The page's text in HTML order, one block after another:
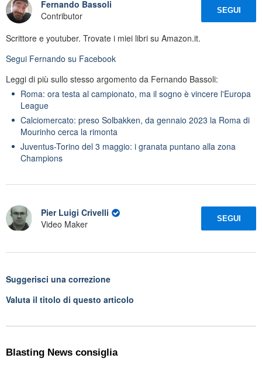
Fernando Bassoli
Contributor
SEGUI
Scrittore e youtuber. Trovate i miei libri su Amazon.it.
Segui Fernando su Facebook
Leggi di più sullo stesso argomento da Fernando Bassoli:
Roma: ora testa al campionato, ma il sogno è vincere l'Europa
League
Calciomercato: preso Solbakken, da gennaio 2023 la Roma di
Mourinho cerca la rimonta
Juventus-Torino del 3 maggio: i granata puntano alla zona
Champions
Pier Luigi Crivelli
Video Maker
SEGUI
Suggerisci una correzione
Valuta il titolo di questo articolo
Blasting News consiglia